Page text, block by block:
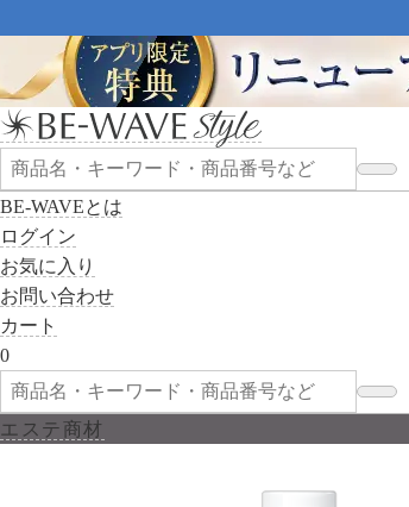
BE-WAVEとは
ログイン
お気に入り
お問い合わせ
カート
0
エステ商材